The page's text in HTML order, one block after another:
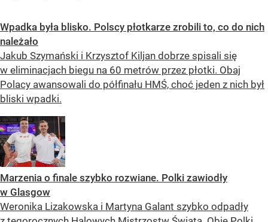
Wpadka była blisko. Polscy płotkarze zrobili to, co do nich
należało
Jakub Szymański i Krzysztof Kiljan dobrze spisali się
w eliminacjach biegu na 60 metrów przez płotki. Obaj
Polacy awansowali do półfinału HMŚ, choć jeden z nich był
bliski wpadki.
Marzenia o finale szybko rozwiane. Polki zawiodły
w Glasgow
Weronika Lizakowska i Martyna Galant szybko odpadły